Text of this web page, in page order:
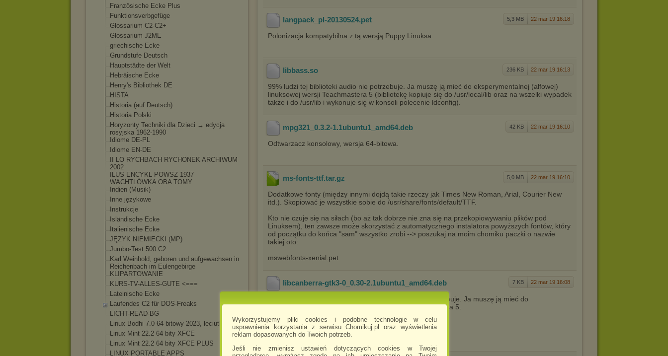
Wykorzystujemy pliki cookies i podobne technologie w celu
usprawnienia korzystania z serwisu Chomikuj.pl oraz wyświetlenia
reklam dopasowanych do Twoich potrzeb.
Jeśli nie zmienisz ustawień dotyczących cookies w Twojej
Französische Ecke Plus
Funktionsverbgefüge
Glossarium C2-C2+
Glossarium J2ME
griechische Ecke
Grundstufe Deutsch
Hauptstädte der Welt
Hebräische Ecke
Henry's Bibliothek DE
HISTA
Historia (auf Deutsch)
Historia Polski
Horyzonty Techniki dla Dzieci → edycja
rosyjska 1962-1990
Idiome DE-PL
Idiome EN-DE
II LO RYCHBACH RYCHONEK ARCHIWUM
2002
ILUS ENCYKL POWSZ 1937
WACHTLÓWKA OBA TOMY
Indien (Musik)
Inne językowe
Instrukcje
Isländische Ecke
Italienische Ecke
JĘZYK NIEMIECKI (MP)
Jumbo-Test 500 C2
Karl Weinhold, geboren und aufgewachsen in
Reichenbach im Eulengebirge
KLIPARTOWANIE
KURS-TV-ALLES-GUTE <===
Lateinische Ecke
Laufendes C2 für DOS-Freaks
LICHT-READ-BG
Linux Bodhi 7.0 64-bitowy 2023, leciutki
Linux Mint 22.2 64 bity XFCE
Linux Mint 22.2 64 bity XFCE PLUS
LINUX PORTABLE APPS
5,3 MB 22 mar 19 16:18
langpack_pl-20130524.pet
Polonizacja kompatybilna z tą wersją Puppy Linuksa.
236 KB 22 mar 19 16:13
libbass.so
99% ludzi tej biblioteki audio nie potrzebuje. Ja muszę ją mieć do eksperymentalnej (alfowej)
linuksowej wersji Teachmastera 5 (bibliotekę kopiuje się do /usr/local/lib oraz na wszelki wypadek
także i do /usr/lib i wykonuje się w konsoli polecenie ldconfig).
42 KB 22 mar 19 16:10
mpg321_0.3.2-1.1ubuntu1_amd64.deb
Odtwarzacz konsolowy, wersja 64-bitowa.
5,0 MB 22 mar 19 16:10
ms-fonts-ttf.tar.gz
Dodatkowe fonty (między innymi dojdą takie rzeczy jak Times New Roman, Arial, Courier New
itd.). Skopiować je wszystkie sobie do /usr/share/fonts/default/TTF.
Kto nie czuje się na siłach (bo aż tak dobrze nie zna się na przekopiowywaniu plików pod
Linuksem), ten zawsze może skorzystać z automatycznego instalatora powyższych fontów, który
od początku do końca "sam" wszystko zrobi --> poszukaj na moim chomiku paczki o nazwie
takiej oto:
mswebfonts-xenial.pet
7 KB 22 mar 19 16:08
libcanberra-gtk3-0_0.30-2.1ubuntu1_amd64.deb
99% ludzi tej biblioteki audio/biblioteki zdarzeń nie potrzebuje. Ja muszę ją mieć do
eksperymentalnej (alfowej) linuksowej wersji Teachmastera 5.
Zainstalować oprócz tegoż należy także takie coś:
libcanberra-gtk3-module_0.30-2.1ubuntu1_amd64.deb